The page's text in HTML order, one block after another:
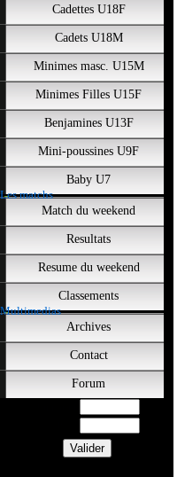
Cadettes U18F
Cadets U18M
Minimes masc. U15M
Minimes Filles U15F
Benjamines U13F
Mini-poussines U9F
Baby U7
Les matchs
Match du weekend
Resultats
Resume du weekend
Classements
Multimedias
Archives
Contact
Forum